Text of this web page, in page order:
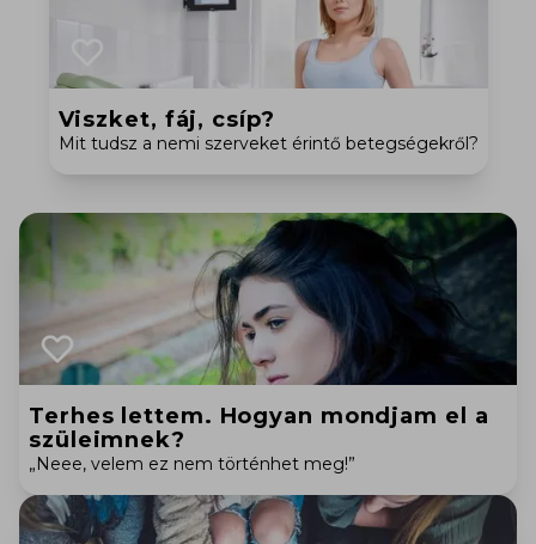
Viszket, fáj, csíp?
Mit tudsz a nemi szerveket érintő betegségekről?
Terhes lettem. Hogyan mondjam el a
szüleimnek?
„Neee, velem ez nem történhet meg!”